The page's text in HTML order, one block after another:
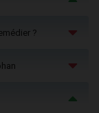
?